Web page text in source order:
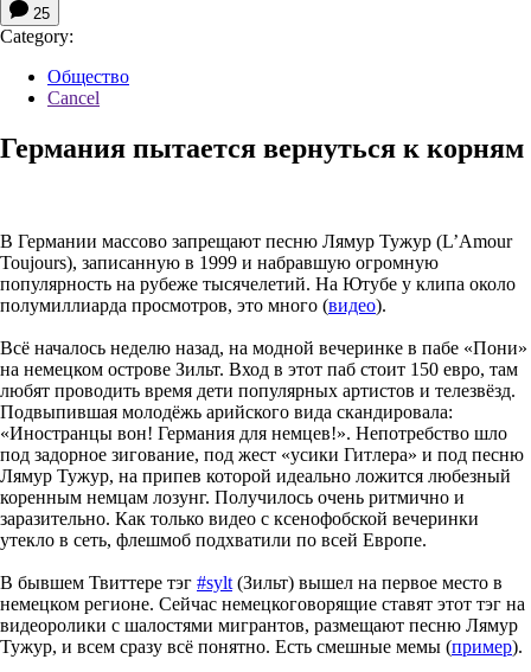
25
Category:
Общество
Cancel
Германия пытается вернуться к корням
В Германии массово запрещают песню Лямур Тужур (L’Amour
Toujours), записанную в 1999 и набравшую огромную
популярность на рубеже тысячелетий. На Ютубе у клипа около
полумиллиарда просмотров, это много (видео).
Всё началось неделю назад, на модной вечеринке в пабе «Пони»
на немецком острове Зильт. Вход в этот паб стоит 150 евро, там
любят проводить время дети популярных артистов и телезвёзд.
Подвыпившая молодёжь арийского вида скандировала:
«Иностранцы вон! Германия для немцев!». Непотребство шло
под задорное зигование, под жест «усики Гитлера» и под песню
Лямур Тужур, на припев которой идеально ложится любезный
коренным немцам лозунг. Получилось очень ритмично и
заразительно. Как только видео с ксенофобской вечеринки
утекло в сеть, флешмоб подхватили по всей Европе.
В бывшем Твиттере тэг #sylt (Зильт) вышел на первое место в
немецком регионе. Сейчас немецкоговорящие ставят этот тэг на
видеоролики с шалостями мигрантов, размещают песню Лямур
Тужур, и всем сразу всё понятно. Есть смешные мемы (пример).